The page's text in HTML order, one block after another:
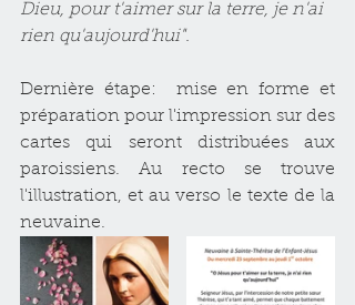
Dieu, pour t'aimer sur la terre, je n'ai
rien qu'aujourd'hui".
Dernière étape:  mise en forme et
préparation pour l'impression sur des
cartes qui seront distribuées aux
paroissiens. Au recto se trouve
l'illustration, et au verso le texte de la
neuvaine.